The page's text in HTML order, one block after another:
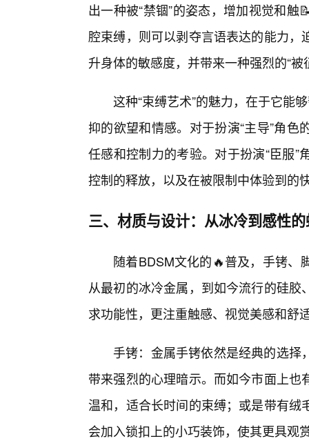
出一种被“禁锢”的姿态，增加视觉和
腔束缚，则可以剥夺言语表达的能力
升身体的敏感度，并带来一种强烈的“被
这种“束缚艺术”的魅力，在于它能
抑的欲望和情感。对于扮演“主导”角
任感和控制力的考验。对于扮演“臣服
控制的释放，以及在被限制中体验到的
三、材质与设计：从冰冷到感性
随着BDSM文化的🔥普及，手铐、
从最初的冰冷金属，到如今流行的硅
求功能性，更注重触感、视觉美感和舒
手铐：金属手铐依然是经典的选择
带来强烈的心理暗示。而如今市面上
温和，适合长时间的束缚；或是带有
会加入锁扣上的小巧装饰，使其更具观